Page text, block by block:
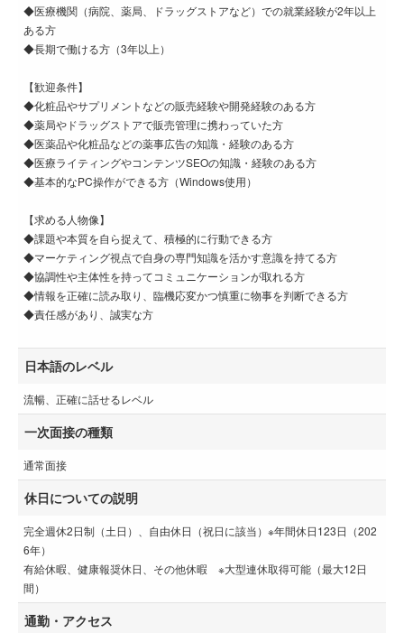
◆医療機関（病院、薬局、ドラッグストアなど）での就業経験が2年以上
ある方
◆長期で働ける方（3年以上）
【歓迎条件】
◆化粧品やサプリメントなどの販売経験や開発経験のある方
◆薬局やドラッグストアで販売管理に携わっていた方
◆医薬品や化粧品などの薬事広告の知識・経験のある方
◆医療ライティングやコンテンツSEOの知識・経験のある方
◆基本的なPC操作ができる方（Windows使用）
【求める人物像】
◆課題や本質を自ら捉えて、積極的に行動できる方
◆マーケティング視点で自身の専門知識を活かす意識を持てる方
◆協調性や主体性を持ってコミュニケーションが取れる方
◆情報を正確に読み取り、臨機応変かつ慎重に物事を判断できる方
◆責任感があり、誠実な方
日本語のレベル
流暢、正確に話せるレベル
一次面接の種類
通常面接
休日についての説明
完全週休2日制（土日）、自由休日（祝日に該当）※年間休日123日（202
6年）
有給休暇、健康報奨休日、その他休暇 ※大型連休取得可能（最大12日
間）
通勤・アクセス